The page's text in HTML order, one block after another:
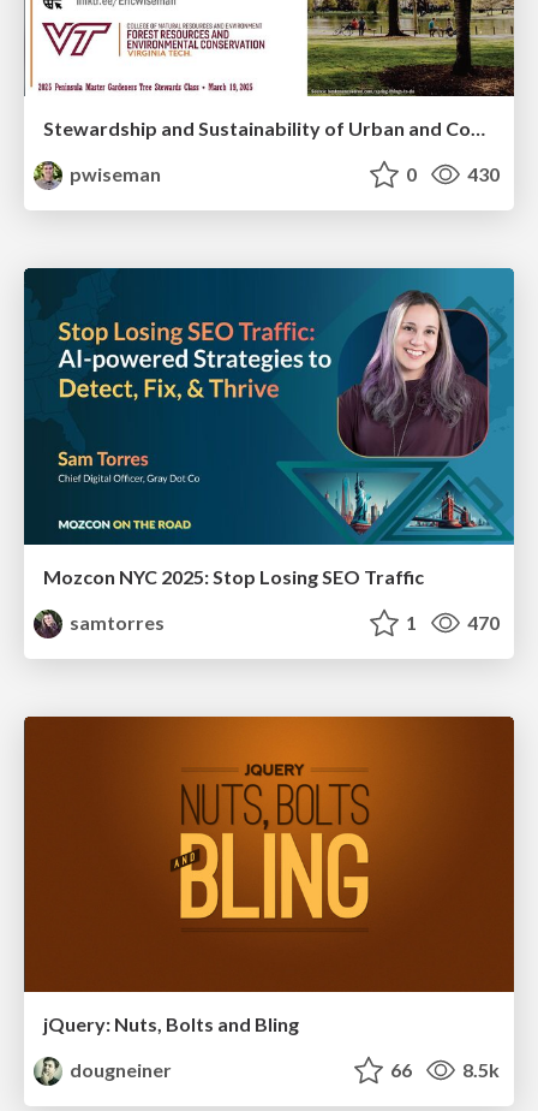
Stewardship and Sustainability of Urban and Community Forests
pwiseman
0 430
Mozcon NYC 2025: Stop Losing SEO Traffic
samtorres
1 470
jQuery: Nuts, Bolts and Bling
dougneiner
66 8.5k